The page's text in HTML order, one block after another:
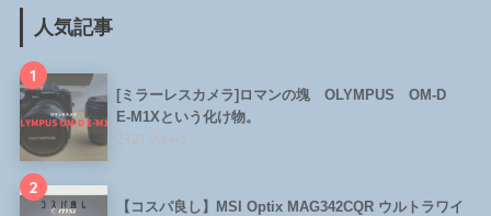
人気記事
1
[ミラーレスカメラ]ロマンの塊 OLYMPUS OM-D
E-M1Xという化け物。
2421 views
2
【コスパ良し】MSI Optix MAG342CQR ウルトラワイ